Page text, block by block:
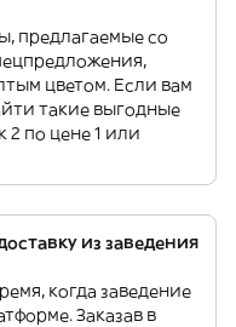
предлагаемые со
цветом. Если вам
такие выгодные
по цене 1 или
из заведения
когда заведение
Заказав в